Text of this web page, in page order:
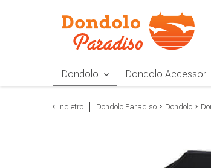
Dondolo Dondolo Accessori
indietro Dondolo Paradiso Dondolo